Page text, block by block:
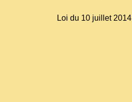
Loi du 10 juillet 2014